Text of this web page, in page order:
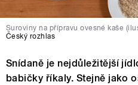
Suroviny na přípravu ovesné kaše
Český rozhlas
Snídaně je nejdůležitější
babičky říkaly. Stejně jako